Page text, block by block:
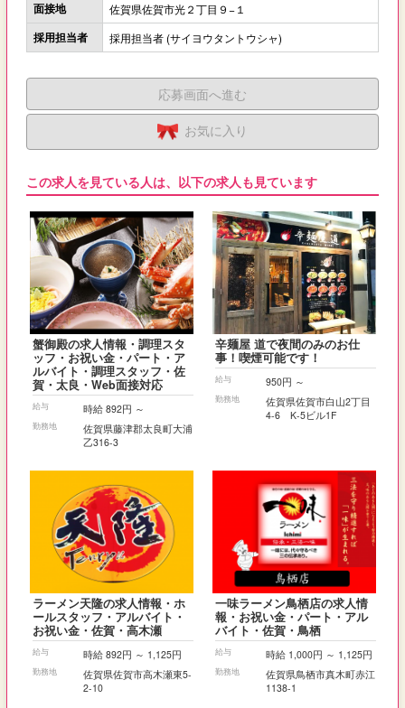
面接地 佐賀県佐賀市光２丁目９−１
採用担当者 採用担当者 (サイヨウタントウシャ)
応募画面へ進む
お気に入り
この求人を見ている人は、以下の求人も見ています
蟹御殿の求人情報・調理スタ
ッフ・お祝い金・パート・ア
ルバイト・調理スタッフ・佐
賀・太良・Web面接対応
給与 時給 892円 ～
勤務地
佐賀県藤津郡太良町大浦
乙316-3
辛麺屋 道で夜間のみのお仕
事！喫煙可能です！
給与 950円 ～
勤務地
佐賀県佐賀市白山2丁目
4-6 K-5ビル1F
ラーメン天隆の求人情報・ホ
ールスタッフ・アルバイト・
お祝い金・佐賀・高木瀬
給与 時給 892円 ～ 1,125円
勤務地
佐賀県佐賀市高木瀬東5-
2-10
一味ラーメン鳥栖店の求人情
報・お祝い金・パート・アル
バイト・佐賀・鳥栖
給与 時給 1,000円 ～ 1,125円
勤務地
佐賀県鳥栖市真木町赤江
1138-1